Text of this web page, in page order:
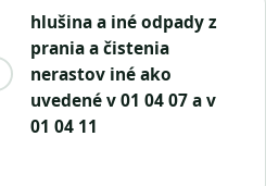
hlušina a iné odpady z
prania a čistenia
nerastov iné ako
uvedené v 01 04 07 a v
01 04 11